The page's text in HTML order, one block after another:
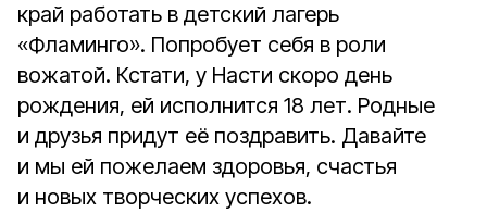
край работать в детский лагерь
«Фламинго». Попробует себя в роли
вожатой. Кстати, у Насти скоро день
рождения, ей исполнится 18 лет. Родные
и друзья придут её поздравить. Давайте
и мы ей пожелаем здоровья, счастья
и новых творческих успехов.